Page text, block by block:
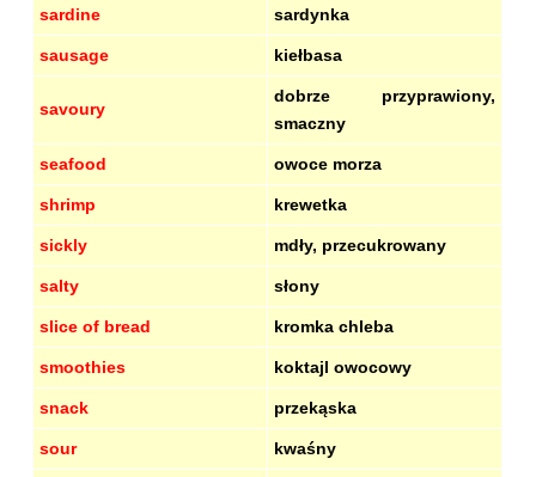
sardine sardynka
sausage kiełbasa
savoury
dobrze przyprawiony,
smaczny
seafood owoce morza
shrimp krewetka
sickly mdły, przecukrowany
salty słony
slice of bread kromka chleba
smoothies koktajl owocowy
snack przekąska
sour kwaśny